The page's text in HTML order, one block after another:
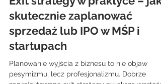
Joanna Dmitruk
17 cze 2025
3 minut(y) czytania
Exit strategy w praktyce – jak
skutecznie zaplanować
sprzedaż lub IPO w MŚP i
startupach